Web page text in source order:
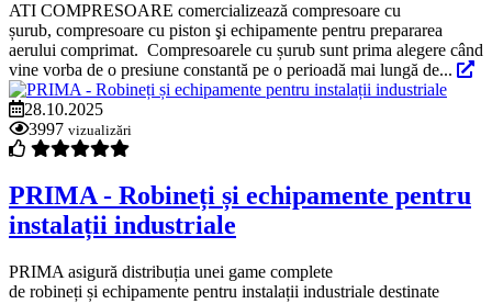
ATI COMPRESOARE comercializează compresoare cu
șurub, compresoare cu piston şi echipamente pentru prepararea
aerului comprimat. Compresoarele cu șurub sunt prima alegere când
vine vorba de o presiune constantă pe o perioadă mai lungă de...
28.10.2025
3997 vizualizări
PRIMA - Robineți și echipamente pentru
instalații industriale
PRIMA asigură distribuția unei game complete
de robineți și echipamente pentru instalații industriale destinate